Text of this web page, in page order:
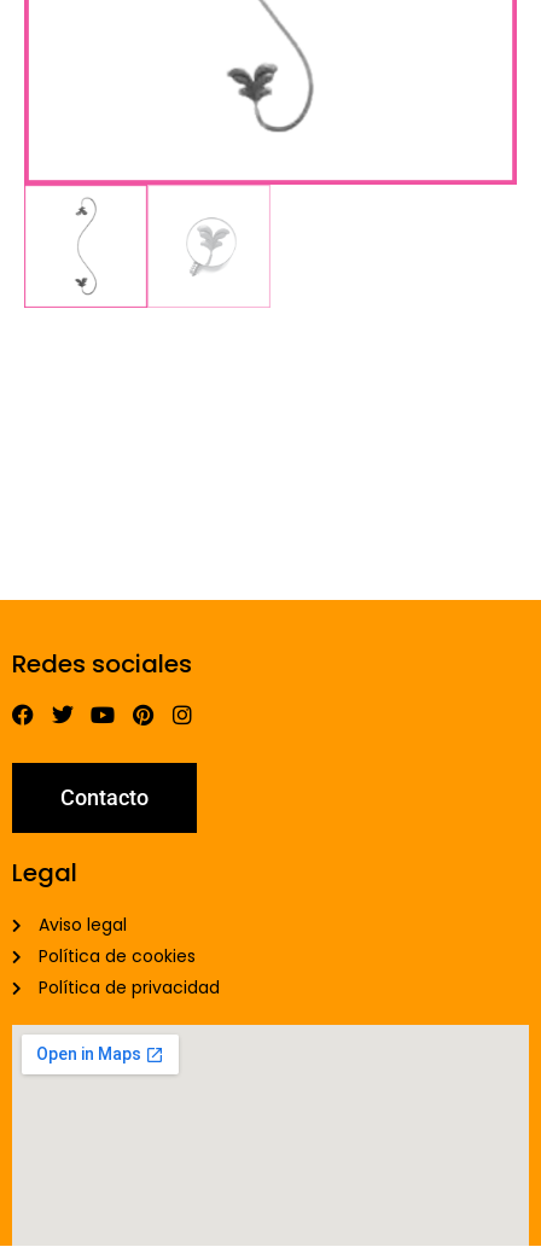
Redes sociales
Contacto
Legal
Aviso legal
Política de cookies
Política de privacidad